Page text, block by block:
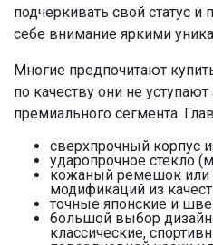
подчеркивать свой статус и
себе внимание яркими
Многие предпочитают
по качеству они не
премиального сегмента.
сверхпрочный корпус
ударопрочное стекло
кожаный ремешок или
модификаций из
точные японские и
большой выбор
классические,